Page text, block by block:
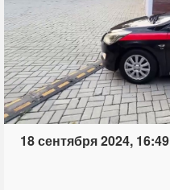
18 сентября 2024, 16:49